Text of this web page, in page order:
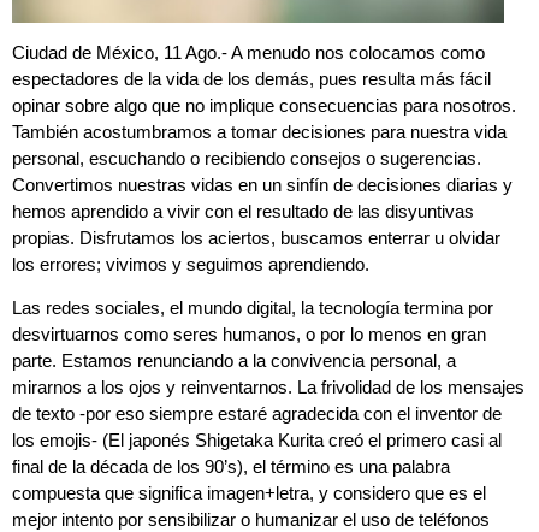
Ciudad de México, 11 Ago.- A menudo nos colocamos como
espectadores de la vida de los demás, pues resulta más fácil
opinar sobre algo que no implique consecuencias para nosotros.
También acostumbramos a tomar decisiones para nuestra vida
personal, escuchando o recibiendo consejos o sugerencias.
Convertimos nuestras vidas en un sinfín de decisiones diarias y
hemos aprendido a vivir con el resultado de las disyuntivas
propias. Disfrutamos los aciertos, buscamos enterrar u olvidar
los errores; vivimos y seguimos aprendiendo.
Las redes sociales, el mundo digital, la tecnología termina por
desvirtuarnos como seres humanos, o por lo menos en gran
parte. Estamos renunciando a la convivencia personal, a
mirarnos a los ojos y reinventarnos. La frivolidad de los mensajes
de texto -por eso siempre estaré agradecida con el inventor de
los emojis- (El japonés Shigetaka Kurita creó el primero casi al
final de la década de los 90’s), el término es una palabra
compuesta que significa imagen+letra, y considero que es el
mejor intento por sensibilizar o humanizar el uso de teléfonos